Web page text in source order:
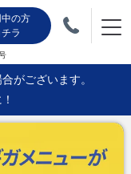
の方
ラ
がございます。